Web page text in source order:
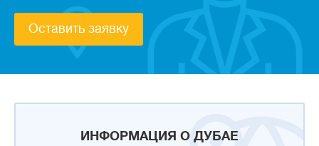
ИНФОРМАЦИЯ О ДУБАЕ
Оставить заявку